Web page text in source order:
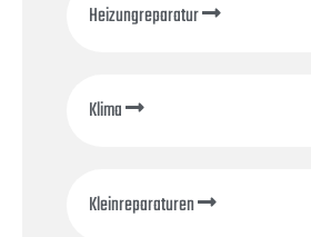
Heizungreparatur
Klima
Kleinreparaturen